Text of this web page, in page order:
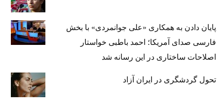
پایان دادن به همکاری «علی جوانمردی» با بخش
فارسی صدای آمریکا؛ احمد باطبی خواستار
اصلاحات ساختاری در این رسانه شد
تحول گردشگری در ایران آزاد